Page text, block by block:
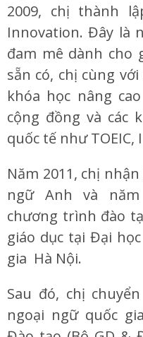
2009, chị thành
Innovation. Đây là
đam mê dành cho
sẵn có, chị cùng
khóa học nâng
cộng đồng và các
quốc tế như TOEIC,
Năm 2011, chị
ngữ Anh và
chương trình đào
giáo dục tại Đại
gia Hà Nội.
Sau đó, chị
ngoại ngữ quốc